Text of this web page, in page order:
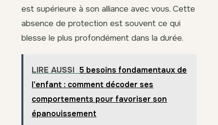
est supérieure à son alliance avec vous. Cette
absence de protection est souvent ce qui
blesse le plus profondément dans la durée.
LIRE AUSSI 5 besoins fondamentaux de
l'enfant : comment décoder ses
comportements pour favoriser son
épanouissement